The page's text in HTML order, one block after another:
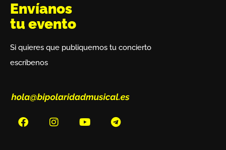
Envíanos
tu evento
Si quieres que publiquemos tu concierto
escríbenos